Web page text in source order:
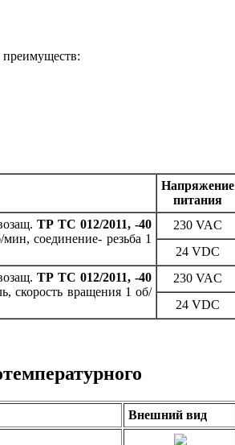
преимуществ:
Напряжение
питания
ТР ТС 012/2011, -40
соединение- резьба 1
230 VAC
24 VDC
ТР ТС 012/2011, -40
скорость вращения 1 об/
230 VAC
24 VDC
Внешний вид